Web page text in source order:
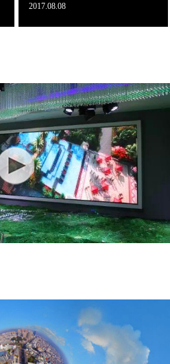
展示，展馆共分为9个展厅，
在讲解员的带领下，大家认真
参观了每个展厅。
2017.08.08